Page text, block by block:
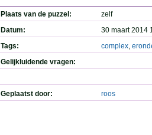
Plaats van de puzzel:
zelf
Datum:
30 maart 2014
Tags:
complex,
Gelijkluidende vragen:
Geplaatst door: roos